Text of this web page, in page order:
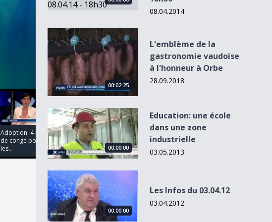
Adoption: 4 mois
de congé pour
les...
00:00:00
Montreux perd
70'000m2 de
zone à bâ...
00:00:00
Fribourg: fini la
circulation à l'a...
00:00:00
Les cambrioleurs
ne prennent pas
de...
08.04.2014
L&#039;emblème de la gastronomie vaudoise à
00:02:25
L'emblème de la
gastronomie vaudoise
à l'honneur à Orbe
28.09.2018
Education: une école dans une zone industrielle
00:00:00
Education: une école
dans une zone
industrielle
03.05.2013
Les Infos du 03.04.12
00:00:00
Les Infos du 03.04.12
03.04.2012